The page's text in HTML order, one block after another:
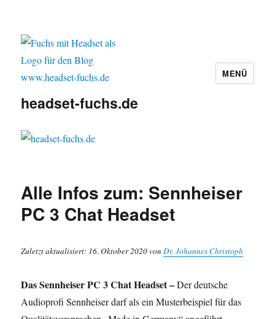
headset-fuchs.de
MENÜ
Alle Infos zum: Sennheiser
PC 3 Chat Headset
Zuletzt aktualisiert: 16. Oktober 2020 vonDr. Johannes Christoph
Das Sennheiser PC 3 Chat Headset –Der deutsche
Audioprofi Sennheiser darf als ein Musterbeispiel für das